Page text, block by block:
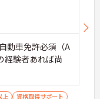
動車免許必須（A
験者あれば尚
上
資格取得サポート